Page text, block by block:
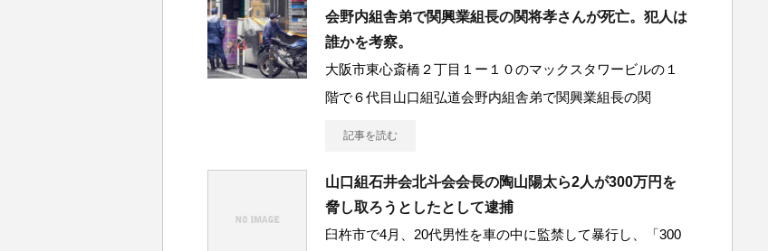
会野内組舎弟で関興業組長の関将孝さんが死亡。犯人は
誰かを考察。
大阪市東心斎橋２丁目１ー１０のマックスタワービルの１
階で６代目山口組弘道会野内組舎弟で関興業組長の関
記事を読む
山口組石井会北斗会会長の陶山陽太ら2人が300万円を
脅し取ろうとしたとして逮捕
臼杵市で4月、20代男性を車の中に監禁して暴行し、「300